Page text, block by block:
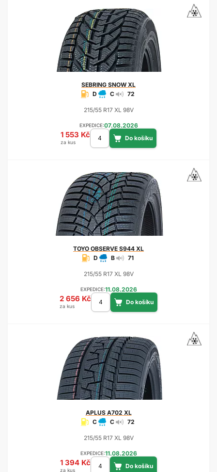
SEBRING SNOW XL
D
C 72
215/55 R17 XL 98V
EXPEDICE:07.08.2026
1 553 Kč
za kus
TOYO OBSERVE S944 XL
D
B 71
215/55 R17 XL 98V
EXPEDICE:11.08.2026
2 656 Kč
za kus
APLUSA702 XL
C
C 72
215/55 R17 XL 98V
EXPEDICE:11.08.2026
1 394 Kč
za kus